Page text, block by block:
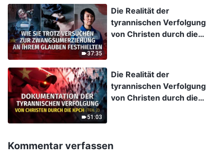
Stunden von vier
Polizisten geschlagen
und mit Elektroschocks
gefoltert
37:35
Die Realität der
tyrannischen Verfolgung
von Christen durch die
einer Christin, die aus
dem Gefängnis entlassen
wurde: Wie sie trotz
Versuchen zur
51:03
Die Realität der
tyrannischen Verfolgung
von Christen durch die
von Christen durch die
Kommentar verfassen